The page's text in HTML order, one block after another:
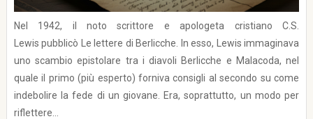
Nel 1942, il noto scrittore e apologeta cristiano C.S.
Lewis pubblicò Le lettere di Berlicche. In esso, Lewis immaginava
uno scambio epistolare tra i diavoli Berlicche e Malacoda, nel
quale il primo (più esperto) forniva consigli al secondo su come
indebolire la fede di un giovane. Era, soprattutto, un modo per
riflettere...